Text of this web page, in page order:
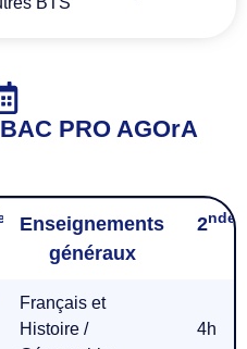
PRO AGOrA
1ère Tale
1O,5h
Enseignements
généraux
2nde
Français et
Histoire /
4h